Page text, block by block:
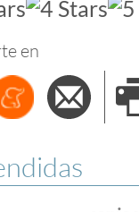
en
Menéame